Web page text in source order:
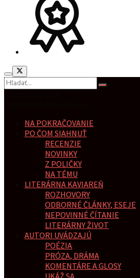
NA POKRAČOVANIE
PO ČOM SIAHNUŤ
RECENZIE
NOVINKY
Z POLIČKY
NA TÉMU
LITERÁRNA KAVIAREŇ
ROZHOVORY
ODBORNÉ ČLÁNKY, ESEJE
NEPOVINNÉ ČÍTANIE
LITERÁRNY ŽIVOT
AUTORI UVÁDZAJÚ
POÉZIA
PRÓZA, DRÁMA
KOMENTÁRE A GLOSY
UKÁŽ SA